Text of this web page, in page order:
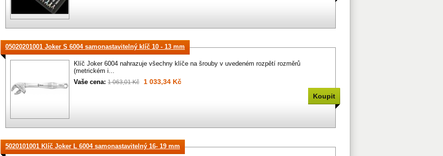
05020201001 Joker S 6004 samonastavitelný klíč 10 - 13 mm
Klíč Joker 6004 nahrazuje všechny klíče na šrouby v uvedeném rozpětí rozměrů
(metrickém i...
Vaše cena: 1 063,01 Kč 1 033,34 Kč
5020101001 Klíč Joker L 6004 samonastavitelný 16- 19 mm